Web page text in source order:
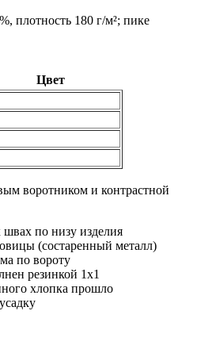
плотность 180 г/м²; пике
Цвет
воротником и контрастной
швах по низу изделия
(состаренный металл)
по вороту
резинкой 1х1
хлопка прошло